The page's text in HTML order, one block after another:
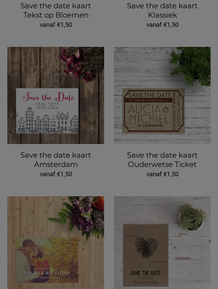
Save the date kaart
Tekst op Bloemen
vanaf €1,50
Save the date kaart
Klassiek
vanaf €1,50
Save the date kaart
Amsterdam
vanaf €1,50
Save the date kaart
Ouderwetse Ticket
vanaf €1,50